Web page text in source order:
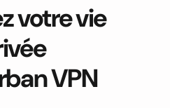
votre vie
VPN